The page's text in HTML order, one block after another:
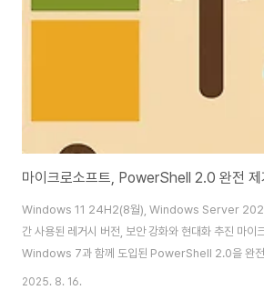
서 열린 회의에 참석했다는..
마이크로소프트, PowerShell 2.0 완전 제
Windows 11 24H2(8월), Windows Server
간 사용된 레거시 버전, 보안 강화와 현대화 추진 마이
Windows 7과 함께 도입된 PowerShell 2.0을 완전
다. Windows 11 버전 24H2는 8월부터,
2025. 8. 16.